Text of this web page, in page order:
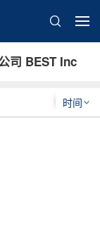
司 BEST Inc
时间